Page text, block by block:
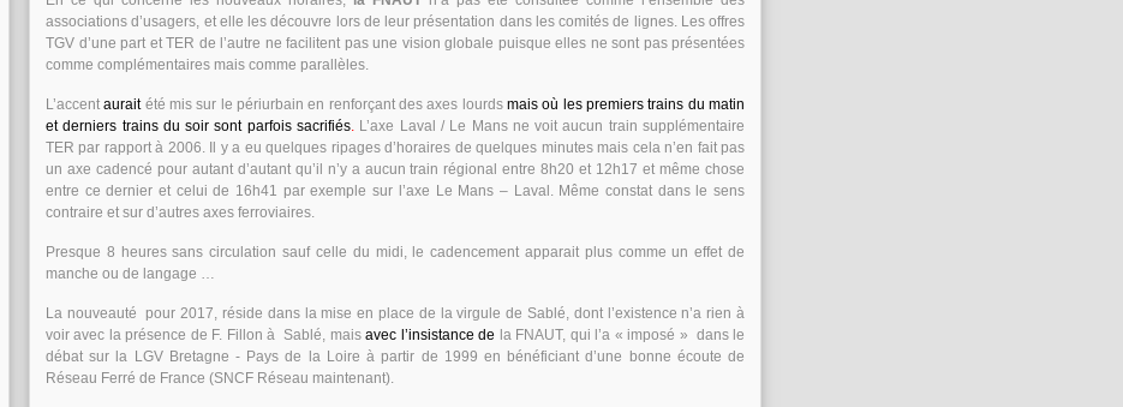
associations d’usagers, et elle les découvre lors de leur présentation dans les comités de lignes. Les offres
TGV d’une part et TER de l’autre ne facilitent pas une vision globale puisque elles ne sont pas présentées
comme complémentaires mais comme parallèles.
L’accentauraitété mis sur le périurbain en renforçant des axes lourdsmais où les premiers trains du matin
et derniers trains du soir sont parfois sacrifiés L’axe Laval / Le Mans ne voit aucun train supplémentaire
TER par rapport à 2006. Il y a eu quelques ripages d’horaires de quelques minutes mais cela n’en fait pas
un axe cadencé pour autant d’autant qu’il n’y a aucun train régional entre 8h20 et 12h17 et même chose
entre ce dernier et celui de 16h41 par exemple sur l’axe Le Mans – Laval. Même constat dans le sens
contraire et sur d’autres axes ferroviaires.
Presque 8 heures sans circulation sauf celle du midi, le cadencement apparait plus comme un effet de
manche ou de langage …
La nouveauté pour 2017, réside dans la mise en place de la virgule de Sablé, dont l’existence n’a rien à
voir avec la présence de F. Fillon à Sablé, maisavec l’insistance de la FNAUT, qui l’a « imposé » dans le
débat sur la LGV Bretagne - Pays de la Loire à partir de 1999 en bénéficiant d’une bonne écoute de
Réseau Ferré de France (SNCF Réseau maintenant).